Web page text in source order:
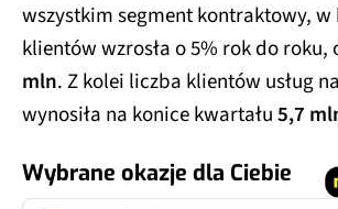
wszystkim segment kontraktowy,
klientów wzrosła o 5% rok do roku,
mln. Z kolei liczba klientów usług
wynosiła na konice kwartału5,7
Wybrane okazje dla Ciebie